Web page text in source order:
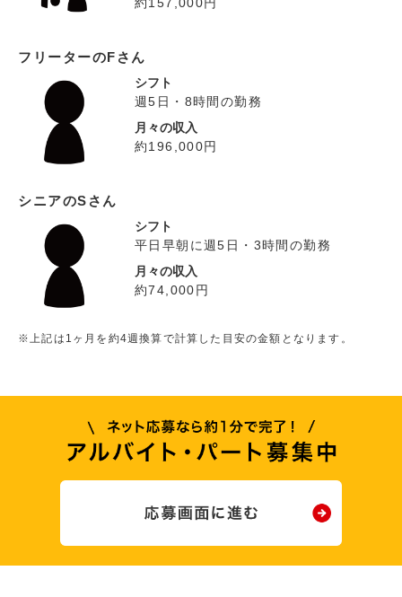
フリーターのFさん
シフト
週5日・8時間の勤務
月々の収入
約196,000円
シニアのSさん
シフト
平日早朝に週5日・3時間の勤務
月々の収入
約74,000円
※上記は1ヶ月を約4週換算で計算した目安の金額となります。